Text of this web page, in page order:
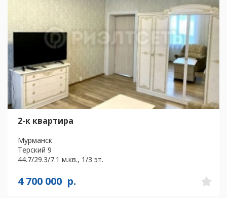
2-к квартира
Мурманск
Терский 9
44.7/29.3/7.1 м.кв., 1/3 эт.
4 700 000 р.